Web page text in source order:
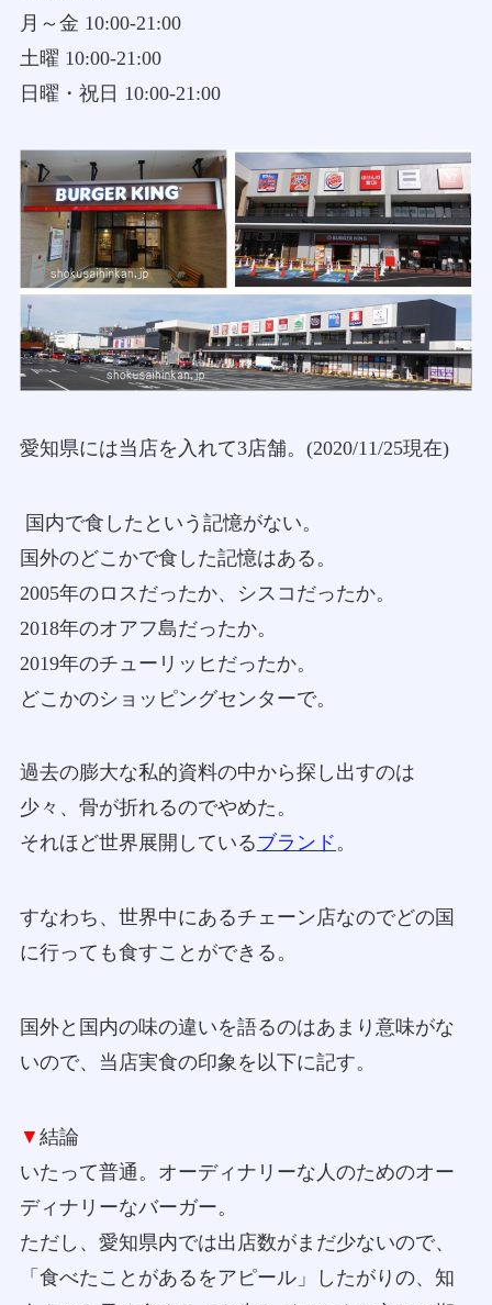
月～金 10:00-21:00
土曜 10:00-21:00
日曜・祝日 10:00-21:00
愛知県には当店を入れて3店舗。(2020/11/25現在)
国内で食したという記憶がない。
国外のどこかで食した記憶はある。
2005年のロスだったか、シスコだったか。
2018年のオアフ島だったか。
2019年のチューリッヒだったか。
どこかのショッピングセンターで。
過去の膨大な私的資料の中から探し出すのは
少々、骨が折れるのでやめた。
それほど世界展開しているブランド。
すなわち、世界中にあるチェーン店なのでどの国
に行っても食すことができる。
国外と国内の味の違いを語るのはあまり意味がな
いので、当店実食の印象を以下に記す。
▼ 結論
いたって普通。オーディナリーな人のためのオー
ディナリーなバーガー。
ただし、愛知県内では出店数がまだ少ないので、
「食べたことがあるをアピール」したがりの、知